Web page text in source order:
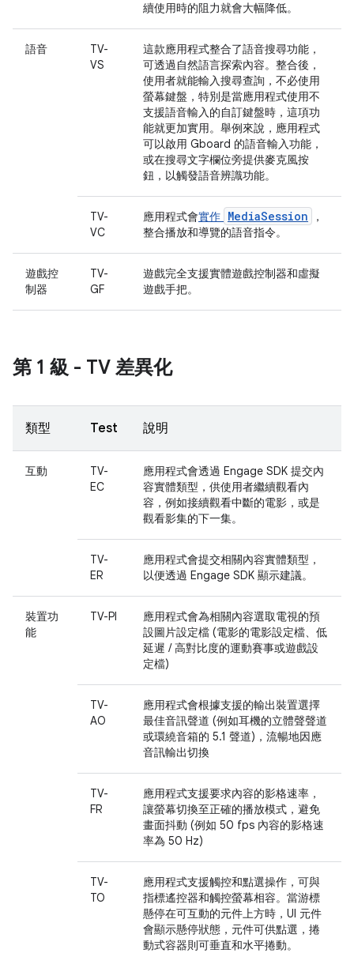
續使用時的阻力就會大幅降低。
語音
TV-
VS
這款應用程式整合了語音搜尋功能，
可透過自然語言探索內容。整合後，
使用者就能輸入搜尋查詢，不必使用
螢幕鍵盤，特別是當應用程式使用不
支援語音輸入的自訂鍵盤時，這項功
能就更加實用。舉例來說，應用程式
可以啟用 Gboard 的語音輸入功能，
或在搜尋文字欄位旁提供麥克風按
鈕，以觸發語音辨識功能。
TV-
VC
應用程式會實作 MediaSession
，
整合播放和導覽的語音指令。
遊戲控
制器
TV-
GF
遊戲完全支援實體遊戲控制器和虛擬
遊戲手把。
第 1 級 - TV 差異化
類型 Test 說明
互動
TV-
EC
應用程式會透過 Engage SDK 提交內
容實體類型，供使用者繼續觀看內
容，例如接續觀看中斷的電影，或是
觀看影集的下一集。
TV-
ER
應用程式會提交相關內容實體類型，
以便透過 Engage SDK 顯示建議。
裝置功
能
TV-PI
應用程式會為相關內容選取電視的預
設圖片設定檔 (電影的電影設定檔、低
延遲 / 高對比度的運動賽事或遊戲設
定檔)
TV-
AO
應用程式會根據支援的輸出裝置選擇
最佳音訊聲道 (例如耳機的立體聲聲道
或環繞音箱的 5.1 聲道)，流暢地因應
音訊輸出切換
TV-
FR
應用程式支援要求內容的影格速率，
讓螢幕切換至正確的播放模式，避免
畫面抖動 (例如 50 fps 內容的影格速
率為 50 Hz)
TV-
TO
應用程式支援觸控和點選操作，可與
指標遙控器和觸控螢幕相容。當游標
懸停在可互動的元件上方時，UI 元件
會顯示懸停狀態，元件可供點選，捲
動式容器則可垂直和水平捲動。